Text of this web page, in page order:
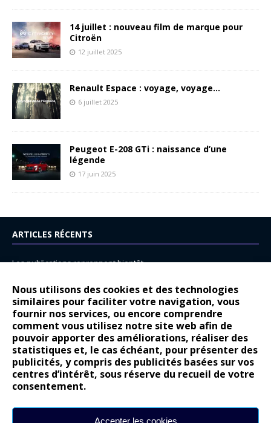
Nous utilisons des cookies et des technologies
similaires pour faciliter votre navigation, vous
fournir nos services, ou encore comprendre
comment vous utilisez notre site web afin de
pouvoir apporter des améliorations, réaliser des
statistiques et, le cas échéant, pour présenter des
publicités, y compris des publicités basées sur vos
centres d’intérêt, sous réserve du recueil de votre
consentement.
Accepter les cookies
14 juillet : nouveau film de marque pour
Citroën
12 juillet 2025
Renault Espace : voyage, voyage…
6 juillet 2025
Peugeot E-208 GTi : naissance d’une
légende
17 juin 2025
ARTICLES RÉCENTS
Les publications reprennent bientôt…
14 juillet : nouveau film de marque pour Citroën
Renault Espace : voyage, voyage…
Peugeot E-208 GTi : naissance d’une légende
COMMENTAIRES RÉCENTS
Bernard Dardartdans
Gilly